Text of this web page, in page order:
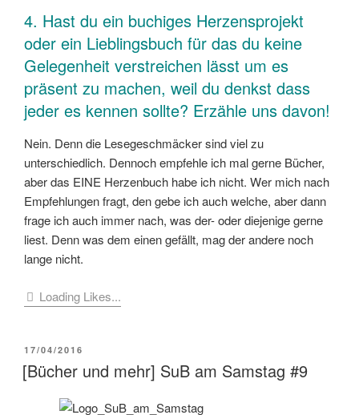
4. Hast du ein buchiges Herzensprojekt
oder ein Lieblingsbuch für das du keine
Gelegenheit verstreichen lässt um es
präsent zu machen, weil du denkst dass
jeder es kennen sollte? Erzähle uns davon!
Nein. Denn die Lesegeschmäcker sind viel zu
unterschiedlich. Dennoch empfehle ich mal gerne Bücher,
aber das EINE Herzenbuch habe ich nicht. Wer mich nach
Empfehlungen fragt, den gebe ich auch welche, aber dann
frage ich auch immer nach, was der- oder diejenige gerne
liest. Denn was dem einen gefällt, mag der andere noch
lange nicht.
Loading Likes...
VERÖFFENTLICHT
AM
17/04/2016
[Bücher und mehr] SuB am Samstag #9